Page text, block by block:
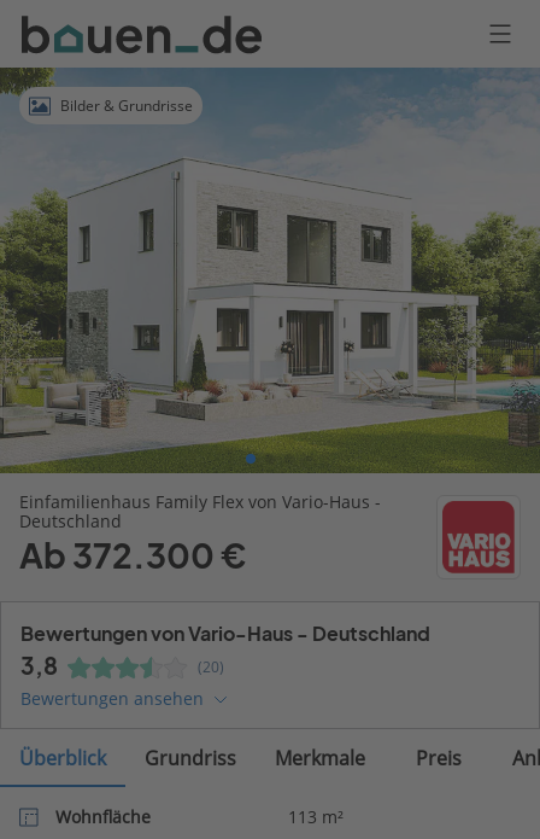
Bauen
Logo
AnmeldenBilder & Grundrisse
Einfamilienhaus Family Flex von Vario-Haus -
Deutschland
Ab 372.300 €
Bewertungen von Vario-Haus - Deutschland
3,8 (20)
Bewertungen ansehen
Überblick Grundriss Merkmale Preis
Wohnfläche
113 m²